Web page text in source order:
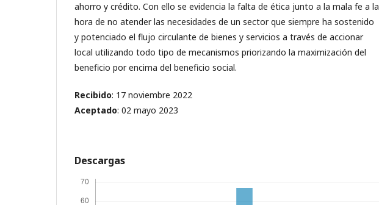
ahorro y crédito. Con ello se evidencia la falta de ética junto a la mala fe a la
hora de no atender las necesidades de un sector que siempre ha sostenido
y potenciado el flujo circulante de bienes y servicios a través de accionar
local utilizando todo tipo de mecanismos priorizando la maximización del
beneficio por encima del beneficio social.
Recibido: 17 noviembre 2022
Aceptado: 02 mayo 2023
Descargas